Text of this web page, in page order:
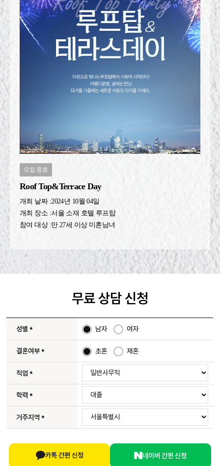
모집 종료
Roof Top&Terrace Day
개최 날짜 :2024년 10월 04일
개최 장소 :서울 소재 호텔 루프탑
참여 대상 :만 27세 이상 미혼남녀
무료 상담 신청
성별* 남자 여자
결혼여부* 초혼 재혼
직업*
학력*
거주지역*
카톡 간편 신청 네이버 간편 신청